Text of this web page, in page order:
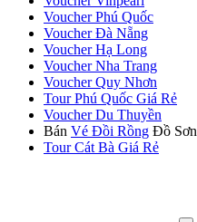
Voucher Phú Quốc
Voucher Đà Nẵng
Voucher Hạ Long
Voucher Nha Trang
Voucher Quy Nhơn
Tour Phú Quốc Giá Rẻ
Voucher Du Thuyền
Bán Vé Đồi Rồng Đồ Sơn
Tour Cát Bà Giá Rẻ